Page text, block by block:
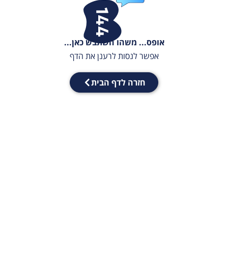
אופס... משהו השתבש כאן...
אפשר לנסות לרענן את הדף
חזרה לדף הבית